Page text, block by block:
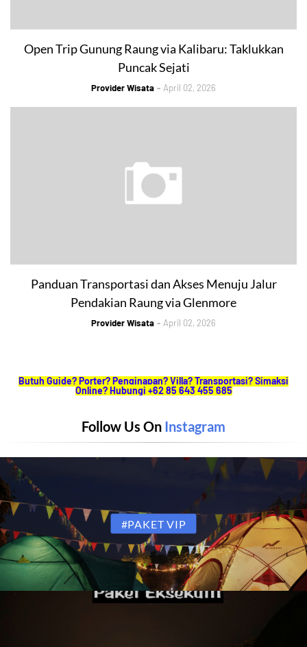
Open Trip Gunung Raung via Kalibaru: Taklukkan
Puncak Sejati
Provider Wisata April 02, 2026
Panduan Transportasi dan Akses Menuju Jalur
Pendakian Raung via Glenmore
Provider Wisata April 02, 2026
Butuh Guide? Porter? Penginapan? Villa? Transportasi? Simaksi
Online? Hubungi +62 85 643 455 685
Follow Us On Instagram
#PAKET VIP